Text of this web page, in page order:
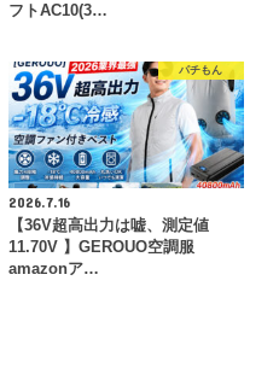
フトAC10(3…
パチもん
2026.7.16
【36V超高出力は嘘、測定値
11.70V 】GEROUO空調服
amazonア…